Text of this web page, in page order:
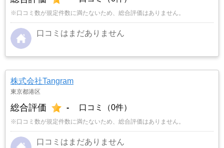
※口コミ数が規定件数に満たないため、総合評価はありません。
口コミはまだありません
株式会社Tangram
東京都港区
総合評価 - 口コミ（0件）
※口コミ数が規定件数に満たないため、総合評価はありません。
口コミはまだありません